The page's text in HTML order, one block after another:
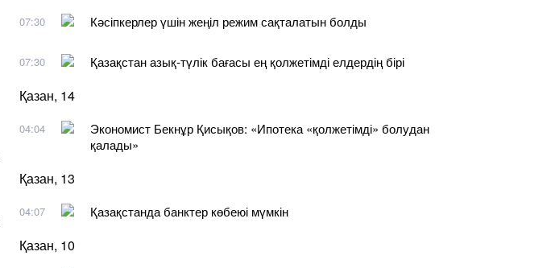
07:30 Кәсіпкерлер үшін жеңіл режим сақталатын болды
07:30 Қазақстан азық-түлік бағасы ең қолжетімді елдердің бірі
Қазан, 14
04:04
Экономист Бекнұр Қисықов: «Ипотека «қолжетімді» болудан
қалады»
Қазан, 13
04:07 Қазақстанда банктер көбеюі мүмкін
Қазан, 10